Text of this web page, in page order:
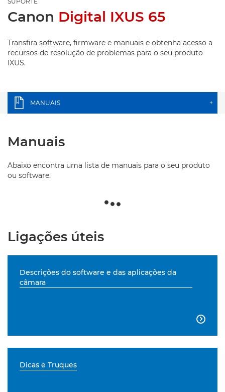
Canon Digital IXUS 65
Transfira software, firmware e manuais e obtenha acesso a
recursos de resolução de problemas para o seu produto
IXUS.
MANUAIS +
Manuais
Abaixo encontra uma lista de manuais para o seu produto
ou software.
Ligações úteis
Descrições do software e das aplicações da
câmara

Dicas e Truques